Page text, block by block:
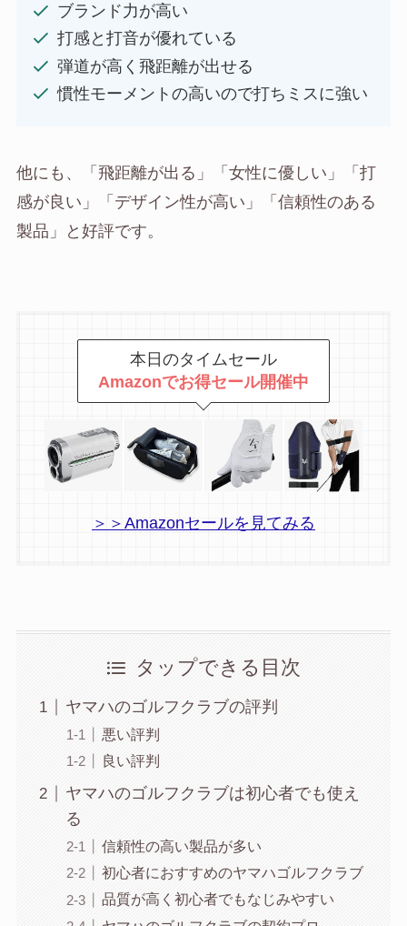
ブランド力が高い
打感と打音が優れている
弾道が高く飛距離が出せる
慣性モーメントの高いので打ちミスに強い
他にも、「飛距離が出る」「女性に優しい」「打
感が良い」「デザイン性が高い」「信頼性のある
製品」と好評です。
本日のタイムセール
Amazonでお得セール開催中
＞＞Amazonセールを見てみる
タップできる目次
ヤマハのゴルフクラブの評判
悪い評判
良い評判
ヤマハのゴルフクラブは初心者でも使え
る
信頼性の高い製品が多い
初心者におすすめのヤマハゴルフクラブ
品質が高く初心者でもなじみやすい